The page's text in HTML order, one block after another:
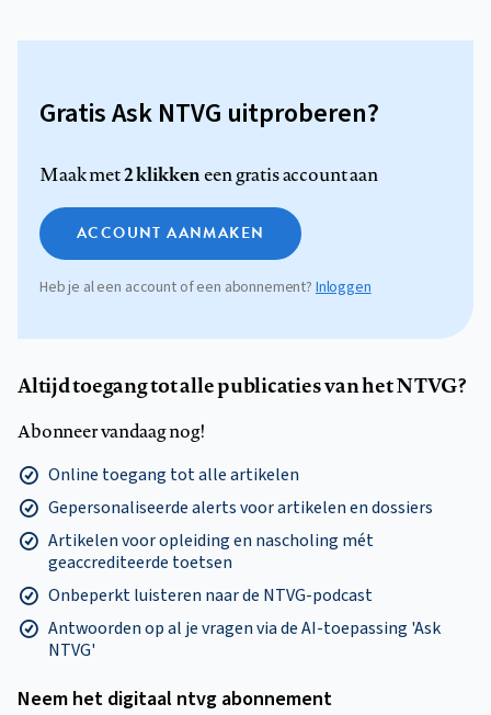
Gratis Ask NTVG uitproberen?
Maak met2 klikkeneen gratis account aan
ACCOUNT AANMAKEN
Heb je al een account of een abonnement?Inloggen
Altijd toegang tot alle publicaties van het NTVG?
Abonneer vandaag nog!
Online toegang tot alle artikelen
Gepersonaliseerde alerts voor artikelen en dossiers
Artikelen voor opleiding en nascholing mét
geaccrediteerde toetsen
Onbeperkt luisteren naar de NTVG-podcast
Antwoorden op al je vragen via de AI-toepassing 'Ask
NTVG'
Neem het digitaal ntvg abonnement